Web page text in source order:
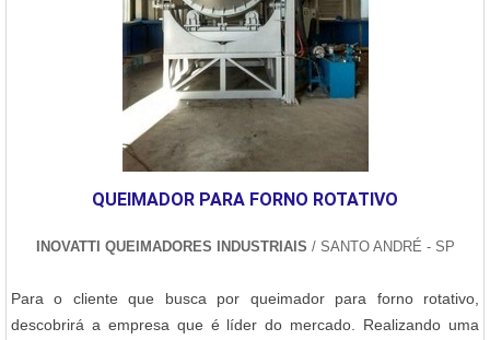
QUEIMADOR PARA FORNO ROTATIVO
INOVATTI QUEIMADORES INDUSTRIAIS / SANTO ANDRÉ - SP
Para o cliente que busca por queimador para forno rotativo,
descobrirá a empresa que é líder do mercado. Realizando uma